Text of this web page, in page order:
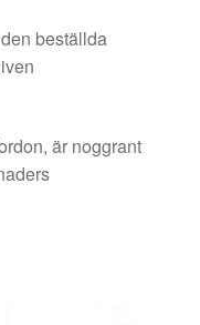
beställda
är noggrant